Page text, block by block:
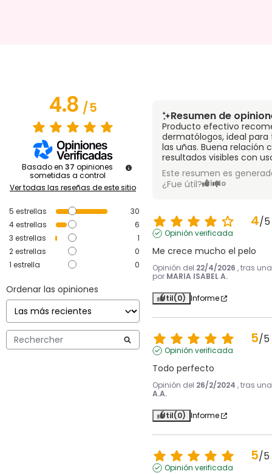
4.8/5
Basado en 37 opiniones
sometidas a control
Ver todas las reseñas de este sitio
5 estrellas
30
4estrellas
6
3 estrellas
1
2estrellas
0
1 estrella 0
Ordenar las opiniones
Resumen de
Producto efectivo
dermatólogos, ideal
las uñas. Buena relación
resultados visibles con
Este resumen es
¿Fue útil? Sí No
4/5
Opinión verificada
Me crece mucho el pelo
Opinión del 22/4/2026 , tras
por MARIA ISABEL A.
Útil(0) Informe
5/5
Opinión verificada
Todo perfecto
Opinión del 26/2/2024 , tras
A.A.
Útil(0) Informe
5/5
Opinión verificada